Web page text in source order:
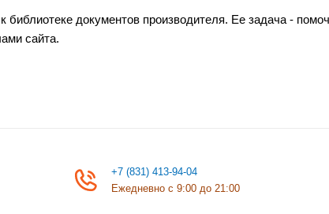
библиотеке документов производителя. Ее задача -
сайта.
+7 (831) 413-94-04
Ежедневно с 9:00 до 21:00